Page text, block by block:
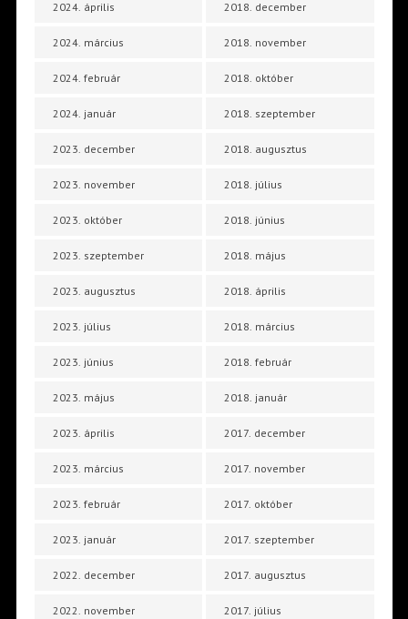
2024. április
2024. március
2024. február
2024. január
2023. december
2023. november
2023. október
2023. szeptember
2023. augusztus
2023. július
2023. június
2023. május
2023. április
2023. március
2023. február
2023. január
2022. december
2022. november
2018. december
2018. november
2018. október
2018. szeptember
2018. augusztus
2018. július
2018. június
2018. május
2018. április
2018. március
2018. február
2018. január
2017. december
2017. november
2017. október
2017. szeptember
2017. augusztus
2017. július